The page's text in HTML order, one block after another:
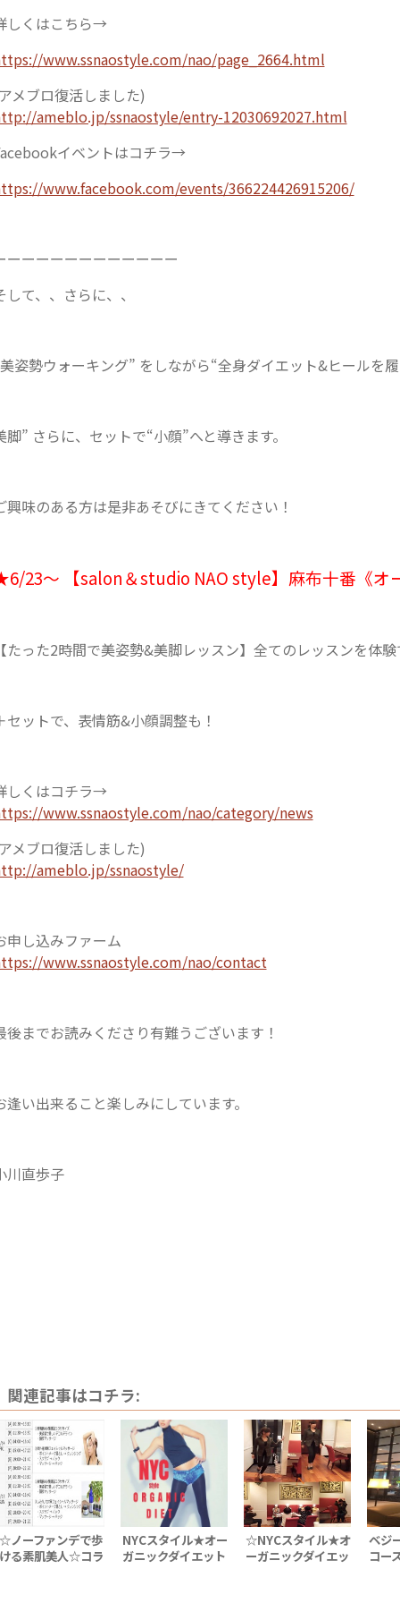
しくはこちら→
www.ssnaostyle.com/nao/page_2664.html
メブロ復活しました)
ameblo.jp/ssnaostyle/entry-12030692027.html
イベントはコチラ→
www.facebook.com/events/366224426915206/
ーーーーーーーーーーーー
して、、さらに、、
姿勢ウォーキング” をしながら“全身ダイエット&ヒールを
脚” さらに、セットで“小顔”へと導きます。
興味のある方は是非あそびにきてください！
23〜 【salon＆studio NAO style】麻布十番《オ
【たった2時間で美姿勢&美脚レッスン】全てのレッスンを体
セットで、表情筋&小顔調整も！
しくはコチラ→
www.ssnaostyle.com/nao/category/news
メブロ復活しました)
ameblo.jp/ssnaostyle/
申し込みファーム
www.ssnaostyle.com/nao/contact
後までお読みくださり有難うございます！
逢い出来ること楽しみにしています。
川直歩子
関連記事はコチラ:
☆ノーファンデで歩
ける素肌美人☆コラ
NYCスタイル★オー
ガニックダイエット
☆NYCスタイル★オ
ーガニックダイエッ
ベジ
コー